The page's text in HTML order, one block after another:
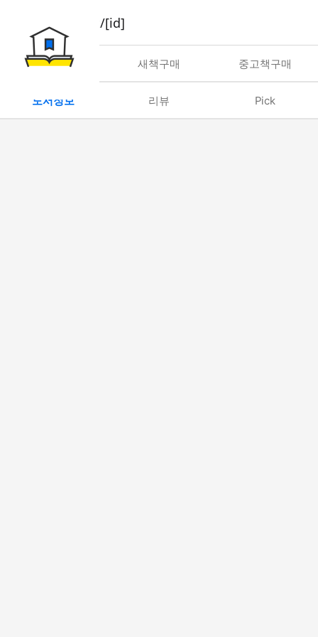
book/rent/[id]
대여 새책구매 중고책구매
도서정보 리뷰 Pick